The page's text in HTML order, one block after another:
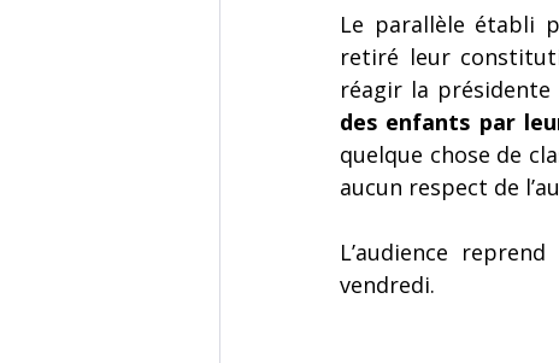
Le parallèle établi
retiré leur
réagir la présidente
des enfants par
quelque chose de
aucun respect de
L’audience
vendredi.